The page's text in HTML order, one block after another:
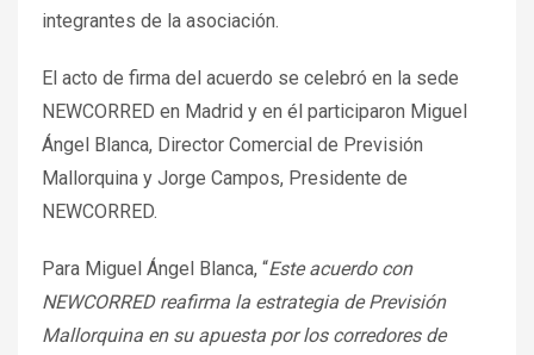
integrantes de la asociación.
El acto de firma del acuerdo se celebró en la sede
NEWCORRED en Madrid y en él participaron Miguel
Ángel Blanca, Director Comercial de Previsión
Mallorquina y Jorge Campos, Presidente de
NEWCORRED.
Para Miguel Ángel Blanca, “Este acuerdo con
NEWCORRED reafirma la estrategia de Previsión
Mallorquina en su apuesta por los corredores de